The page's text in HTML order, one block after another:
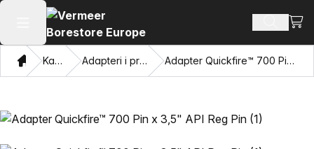
Otvaranje glavnog izbornika Pretraži
Dom Katalog Adapteri i privlačne oči Adapter Quickfire™ 700 Pin x 3,5" API Reg Pin